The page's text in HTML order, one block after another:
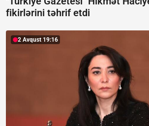
fikirlərini təhrif etdi
2 Avqust 19:16